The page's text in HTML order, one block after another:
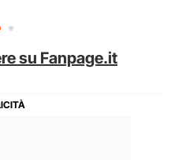
su Fanpage.it